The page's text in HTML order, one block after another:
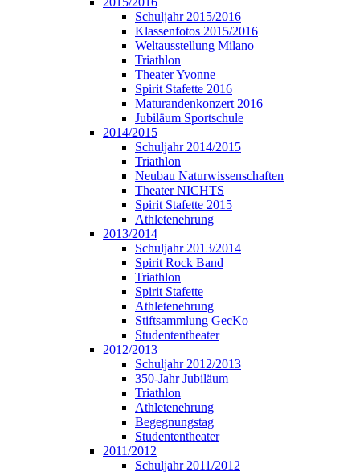
Schuljahr 2015/2016
Klassenfotos 2015/2016
Weltausstellung Milano
Triathlon
Theater Yvonne
Spirit Stafette 2016
Maturandenkonzert 2016
Jubiläum Sportschule
2014/2015
Schuljahr 2014/2015
Triathlon
Neubau Naturwissenschaften
Theater NICHTS
Spirit Stafette 2015
Athletenehrung
2013/2014
Schuljahr 2013/2014
Spirit Rock Band
Triathlon
Spirit Stafette
Athletenehrung
Stiftsammlung GecKo
Studententheater
2012/2013
Schuljahr 2012/2013
350-Jahr Jubiläum
Triathlon
Athletenehrung
Begegnungstag
Studententheater
2011/2012
Schuljahr 2011/2012